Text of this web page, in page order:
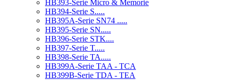
HB393-Serie Micro & Memorie
HB394-Serie S.....
HB395A-Serie SN74 .....
HB395-Serie SN.....
HB396-Serie STK....
HB397-Serie T.....
HB398-Serie TA.....
HB399A-Serie TAA - TCA
HB399B-Serie TDA - TEA